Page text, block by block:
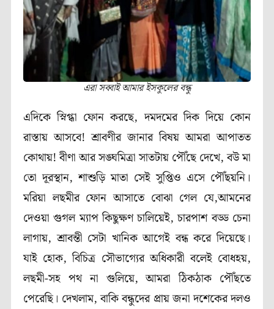
এরা সব্বাই আমার ইসকুলের বন্ধু
এদিকে স্নিগ্ধা ফোন করছে, দমদমের দিক দিয়ে কোন
রাস্তায় আসবে! শ্রাবণীর জানার বিষয় আমরা আপাতত
কোথায়! বীণা আর সঙ্ঘমিত্রা সাতটায় পৌঁছে দেখে, বউ মা
তো দূরস্থান, শাশুড়ি মাতা সেই সুপ্তিও এসে পৌঁছয়নি।
মরিয়া লছমীর ফোন আসাতে বোঝা গেল যে,আমনের
দেওয়া গুগল ম্যাপ কিছুক্ষণ চালিয়েই, চারপাশ বড্ড চেনা
লাগায়, শ্রাবন্তী সেটা খানিক আগেই বন্ধ করে দিয়েছে।
যাই হোক, বিচিত্র সৌভাগ্যের অধিকারী বলেই বোধহয়,
লছমী-সহ পথ না গুলিয়ে, আমরা ঠিকঠাক পৌঁছতে
পেরেছি। দেখলাম, বাকি বন্ধুদের প্রায় জনা দশেকের দলও